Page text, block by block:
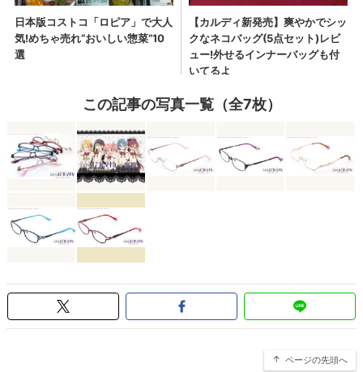
この記事の写真一覧（全7枚）
ページの先頭へ